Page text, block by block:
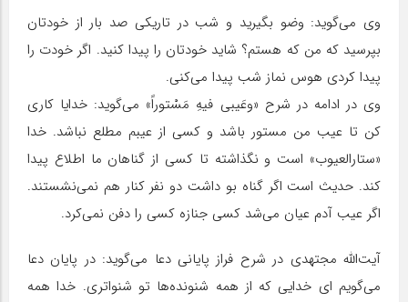
وی می‌گوید: وضو بگیرید و شب در تاریکی صد بار از خودتان
بپرسید که من که هستم؟ شاید خودتان را پیدا کنید. اگر خودت را
پیدا کردی هوس نماز شب پیدا می‌کنی.
وی در ادامه در شرح «وعَیبی فیهِ مَسْتوراً» می‌گوید: خدایا کاری
کن تا عیب من مستور باشد و کسی از عیبم مطلع نباشد. خدا
«ستارالعیوب» است و نگذاشته تا کسی از گناهان ما اطلاع پیدا
کند. حدیث است اگر گناه بو داشت دو نفر کنار هم نمی‌نشستند.
اگر عیب آدم عیان می‌شد کسی جنازه کسی را دفن نمی‌کرد.
آیت‌الله مجتهدی در شرح فراز پایانی دعا می‌گوید: در پایان دعا
می‌گویم ای خدایی که از همه شنونده‌ها تو شنواتری. خدا همه